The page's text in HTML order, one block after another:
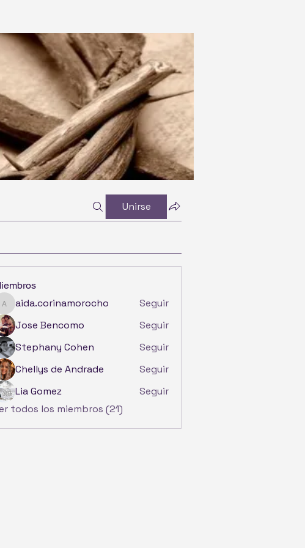
Unirse
aida.corinamorocho
aida.corinamorocho
Seguir
Jose Bencomo
Seguir
Stephany Cohen
Seguir
Chellys de Andrade
Seguir
Lia Gomez
Seguir
todos los miembros (21)